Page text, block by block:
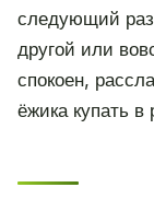
следующий
другой или
спокоен,
ёжика купать